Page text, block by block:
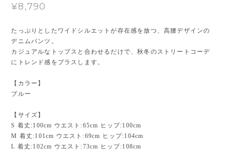
¥8,790
たっぷりとしたワイドシルエットが存在感を放つ、高腰デザインの
デニムパンツ。
カジュアルなトップスと合わせるだけで、秋冬のストリートコーデ
にトレンド感をプラスします。
【カラー】
ブルー
【サイズ】
S 着丈:100cm ウエスト:65cm ヒップ:100cm
M 着丈:101cm ウエスト:69cm ヒップ:104cm
L 着丈:102cm ウエスト:73cm ヒップ:108cm